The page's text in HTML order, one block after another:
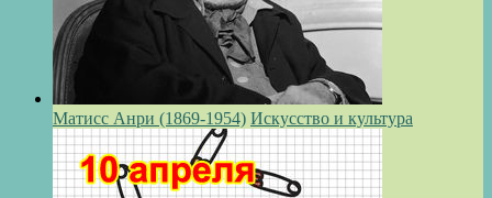
Матисс Анри (1869-1954) Искусство и культура